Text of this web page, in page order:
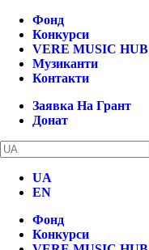
Фонд
Конкурси
VERE MUSIC HUB
Музиканти
Контакти
Заявка На Грант
Донат
UA
EN
Фонд
Конкурси